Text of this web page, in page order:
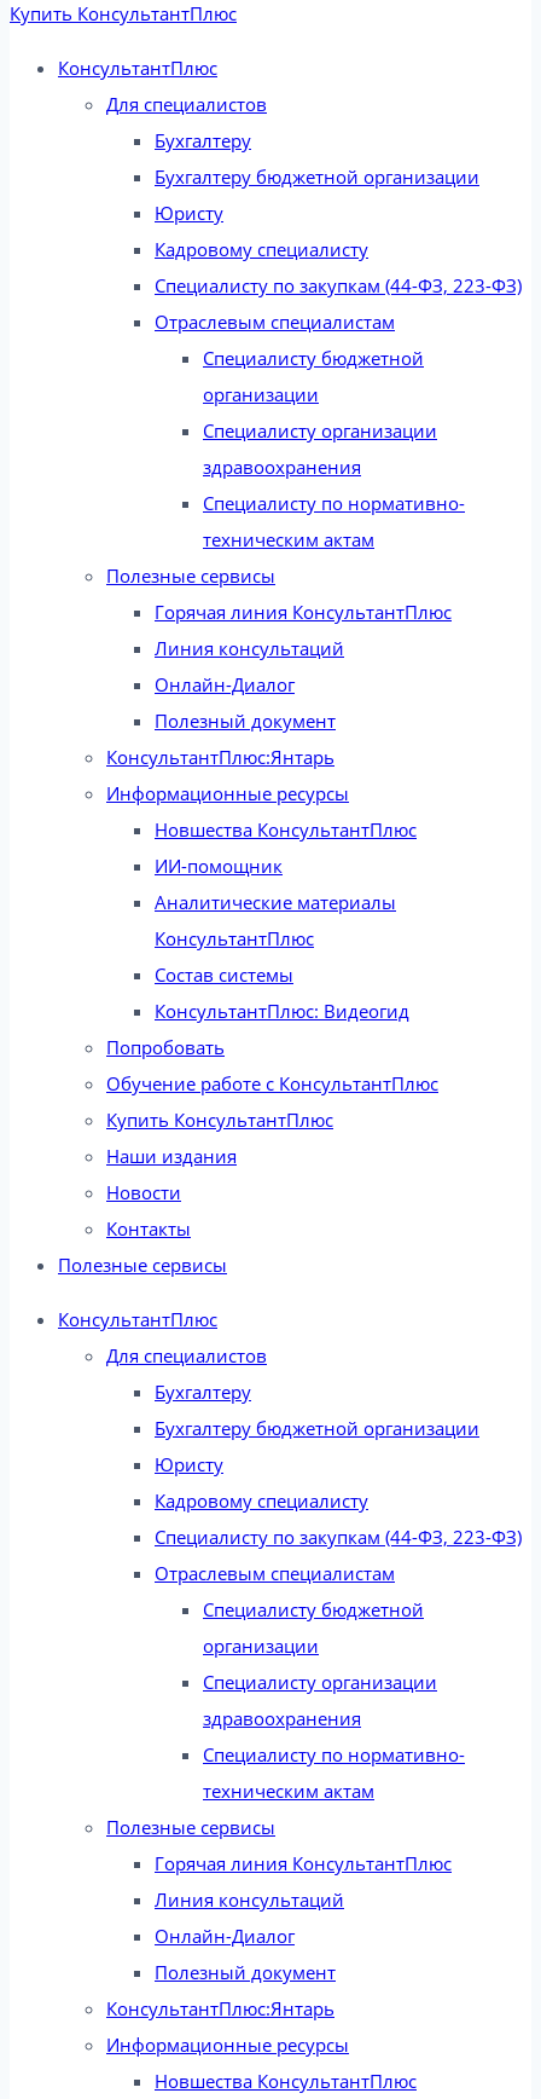
Купить КонсультантПлюс
КонсультантПлюс
Для специалистов
Бухгалтеру
Бухгалтеру бюджетной организации
Юристу
Кадровому специалисту
Специалисту по закупкам (44-ФЗ, 223-ФЗ)
Отраслевым специалистам
Специалисту бюджетной
организации
Специалисту организации
здравоохранения
Специалисту по нормативно-
техническим актам
Полезные сервисы
Горячая линия КонсультантПлюс
Линия консультаций
Онлайн-Диалог
Полезный документ
КонсультантПлюс:Янтарь
Информационные ресурсы
Новшества КонсультантПлюс
ИИ-помощник
Аналитические материалы
КонсультантПлюс
Состав системы
КонсультантПлюс: Видеогид
Попробовать
Обучение работе с КонсультантПлюс
Купить КонсультантПлюс
Наши издания
Новости
Контакты
Полезные сервисы
КонсультантПлюс
Для специалистов
Бухгалтеру
Бухгалтеру бюджетной организации
Юристу
Кадровому специалисту
Специалисту по закупкам (44-ФЗ, 223-ФЗ)
Отраслевым специалистам
Специалисту бюджетной
организации
Специалисту организации
здравоохранения
Специалисту по нормативно-
техническим актам
Полезные сервисы
Горячая линия КонсультантПлюс
Линия консультаций
Онлайн-Диалог
Полезный документ
КонсультантПлюс:Янтарь
Информационные ресурсы
Новшества КонсультантПлюс